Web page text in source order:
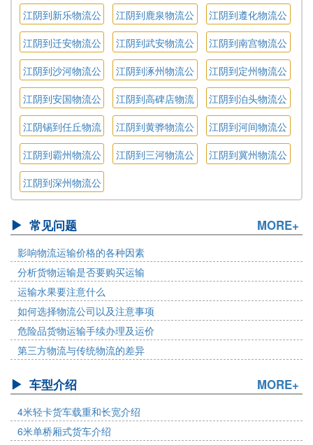
线
司
司
江阴到新乐物流公
司
江阴到鹿泉物流公
司
江阴到遵化物流公
司
江阴到迁安物流公
司
江阴到武安物流公
司
江阴到南宫物流公
司
江阴到沙河物流公
司
江阴到涿州物流公
司
江阴到定州物流公
司
江阴到安国物流公
司
江阴到高碑店物流
公司
江阴到泊头物流公
司
江阴锡到任丘物流
公司
江阴到黄骅物流公
司
江阴到河间物流公
司
江阴到霸州物流公
司
江阴到三河物流公
江阴到冀州物流公
江阴到深州物流公
司
常见问题 MORE+
影响物流运输价格的各种因素
分析货物运输是否要购买运输
运输水果要注意什么
如何选择物流公司以及注意事项
危险品货物运输手续办理及运价
第三方物流与传统物流的差异
车型介绍 MORE+
4米轻卡货车载重和长宽介绍
6米单桥厢式货车介绍